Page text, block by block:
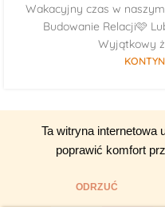
Ta witryna internetowa
poprawić komfort
ODRZUĆ
Wakacyjny czas w
Budowanie Relacji🩷
Wyjątkowy